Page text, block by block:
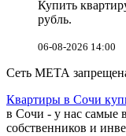
Купить
рубль.
06-08-2026 14:00
Сеть МЕТА
Квартиры в Сочи
в Сочи - у нас самые
собственников и